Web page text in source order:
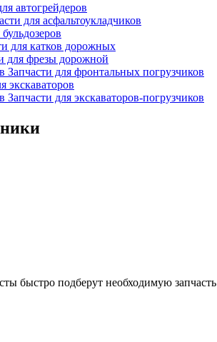
автогрейдеров
для асфальтоукладчиков
для катков дорожных
для фрезы дорожной
Запчасти для фронтальных погрузчиков
экскаваторов
Запчасти для экскаваторов-погрузчиков
быстро подберут необходимую запчасть